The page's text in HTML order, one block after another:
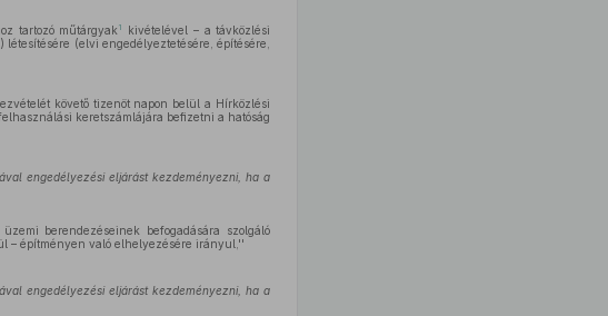
tartozó műtárgyak 1
kivételével – a távközlési
(elvi engedélyeztetésére, építésére,
követő tizenöt napon belül a Hírközlési
keretszámlájára befizetni a hatóság
engedélyezési eljárást kezdeményezni, ha a
berendezéseinek befogadására szolgáló
– építményen való elhelyezésére irányul,''
engedélyezési eljárást kezdeményezni, ha a